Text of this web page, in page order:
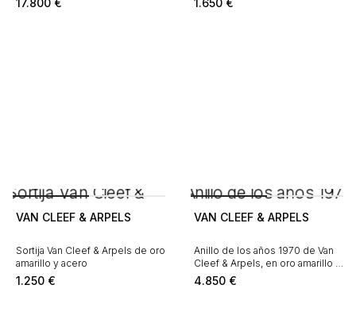
17.800 € 1.650 €
VAN CLEEF & ARPELS
Sortija Van Cleef & Arpels de oro
amarillo y acero
1.250 €
VAN CLEEF & ARPELS
Anillo de los años 1970 de Van
Cleef & Arpels, en oro amarillo y
diamantes
4.850 €